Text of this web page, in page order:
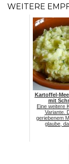
WEITERE
Kartoffel-
mit
Eine weitere
Variante.
geriebenem
glaube,